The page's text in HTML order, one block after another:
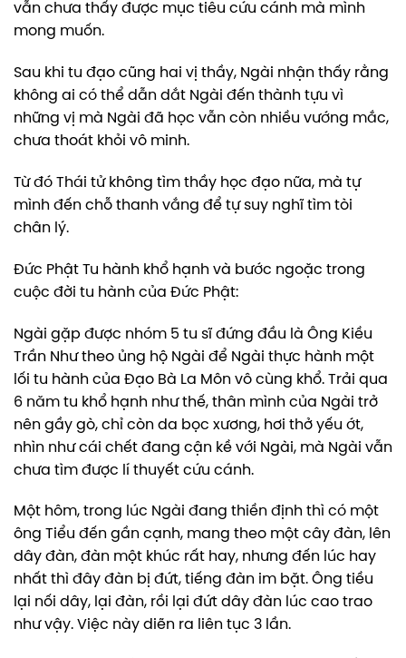
vẫn chưa thấy được mục tiêu cứu cánh mà mình
mong muốn.
Sau khi tu đạo cũng hai vị thầy, Ngài nhận thấy rằng
không ai có thể dẫn dắt Ngài đến thành tựu vì
những vị mà Ngài đã học vẫn còn nhiều vướng mắc,
chưa thoát khỏi vô minh.
Từ đó Thái tử không tìm thầy học đạo nữa, mà tự
mình đến chỗ thanh vắng để tự suy nghĩ tìm tòi
chân lý.
Đức Phật Tu hành khổ hạnh và bước ngoặc trong
cuộc đời tu hành của Đức Phật:
Ngài gặp được nhóm 5 tu sĩ đứng đầu là Ông Kiều
Trần Như theo ủng hộ Ngài để Ngài thực hành một
lối tu hành của Đạo Bà La Môn vô cùng khổ. Trải qua
6 năm tu khổ hạnh như thế, thân mình của Ngài trở
nên gầy gò, chỉ còn da bọc xương, hơi thở yếu ớt,
nhìn như cái chết đang cận kề với Ngài, mà Ngài vẫn
chưa tìm được lí thuyết cứu cánh.
Một hôm, trong lúc Ngài đang thiền định thì có một
ông Tiểu đến gần cạnh, mang theo một cây đàn, lên
dây đàn, đàn một khúc rất hay, nhưng đến lúc hay
nhất thì đây đàn bị đứt, tiếng đàn im bặt. Ông tiều
lại nối dây, lại đàn, rồi lại đứt dây đàn lúc cao trao
như vậy. Việc này diẽn ra liên tục 3 lần.